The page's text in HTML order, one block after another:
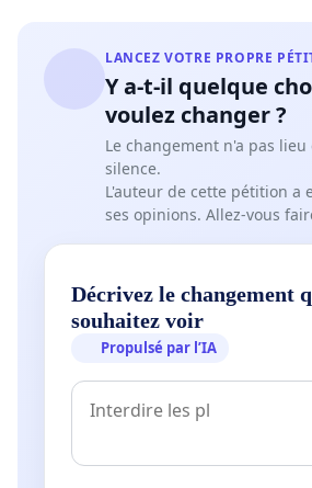
LANCEZ VOTRE PROPRE
Y a-t-il quelque
voulez changer ?
Le changement n'a pas
silence.
L'auteur de cette pétition a
ses opinions. Allez-vous
Décrivez le changement
souhaitez voir
Propulsé par l’IA